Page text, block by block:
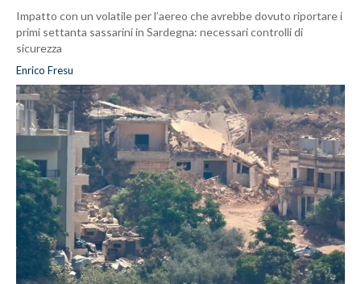
Impatto con un volatile per l’aereo che avrebbe dovuto riportare i
primi settanta sassarini in Sardegna: necessari controlli di
sicurezza
Enrico Fresu